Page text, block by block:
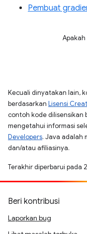
Pembuat
Kecuali dinyatakan lain,
berdasarkan Lisensi
contoh kode dilisensikan
mengetahui informasi
Developers. Java adalah
dan/atau afiliasinya.
Terakhir diperbarui pada
Beri kontribusi
Laporkan bug